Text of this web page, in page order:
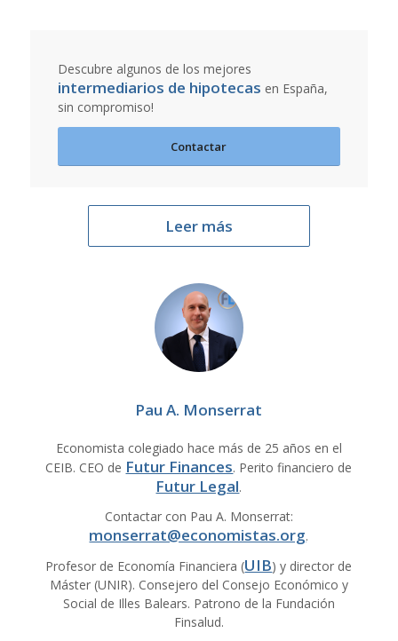
Descubre algunos de los mejores
intermediarios de hipotecas en España,
sin compromiso!
Contactar
Leer más
Pau A. Monserrat
Economista colegiado hace más de 25 años en el
CEIB. CEO de Futur Finances. Perito financiero de
Futur Legal.
Contactar con Pau A. Monserrat:
monserrat@economistas.org.
Profesor de Economía Financiera (UIB) y director de
Máster (UNIR). Consejero del Consejo Económico y
Social de Illes Balears. Patrono de la Fundación
Finsalud.